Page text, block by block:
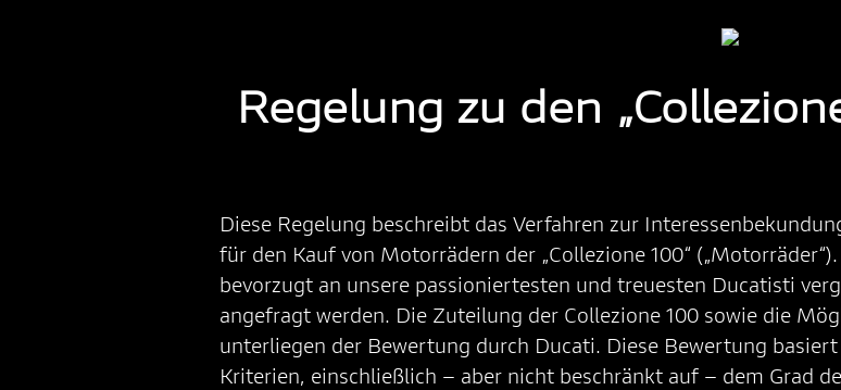
Regelung zu den
Diese Regelung beschreibt das Verfahren zur
für den Kauf von Motorrädern der „Collezione 100“
bevorzugt an unsere passioniertesten und treuesten Ducatisti
angefragt werden. Die Zuteilung der Collezione 100 sowie die
unterliegen der Bewertung durch Ducati. Diese Bewertung
Kriterien, einschließlich – aber nicht beschränkt auf – dem Grad